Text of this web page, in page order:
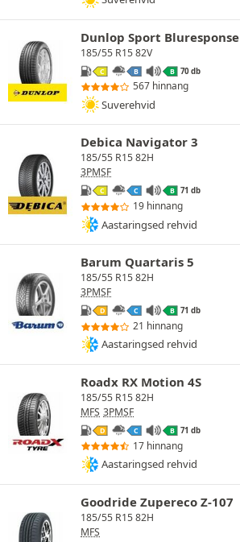
Dunlop Sport Bluresponse
185/55 R15 82V
C B B 70 db
567 hinnang
Suverehvid
Debica Navigator 3
185/55 R15 82H
3PMSF
C C B 71 db
19 hinnang
Aastaringsed rehvid
Barum Quartaris 5
185/55 R15 82H
3PMSF
D C B 71 db
21 hinnang
Aastaringsed rehvid
Roadx RX Motion 4S
185/55 R15 82H
MFS 3PMSF
D C B 71 db
17 hinnang
Aastaringsed rehvid
Goodride Zupereco Z-107
185/55 R15 82H
MFS